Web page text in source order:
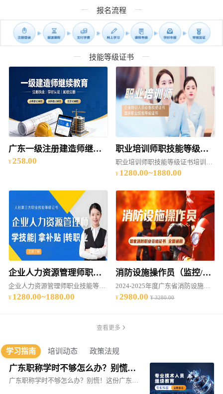
报名流程
技能等级证书
广东一级注册建造师继续教育（建筑工程专业、市政公用工程专业、机电工程专业、公路工程专业）网络培训
258.00
职业培训师职技能等级证书培训（2025年度 ）
职业培训师职技能等级证书培训（2025年度）
1280.00~1880.00
企业人力资源管理师职业技能等级证书培训（2025年度）
企业人力资源管理师职业技能等级证书培训（2025年度）
1280.00~1880.00
消防设施操作员（监控/维保）（中级）职业技能培训
2024-2025年度广东省消防设施操作员（监控/维保）（中级）职业技能培训
2980.00 ¥ 3280.00
查看更多
学习指南 培训动态 政策法规
广东职称学时不够怎么办？别慌！这份广东专业技术人员继续教育学时补救指南请收好—助你高效补足专业课学时
广东职称学时不够怎么办？别慌！这份广东专业技术人员继续教育学时补救指南请收好—助你高效补足专业课学时